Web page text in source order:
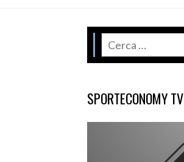
SPORTECONOMY TV